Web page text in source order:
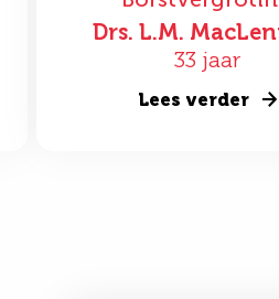
Drs. L.M.
33 jaar
Lees verder